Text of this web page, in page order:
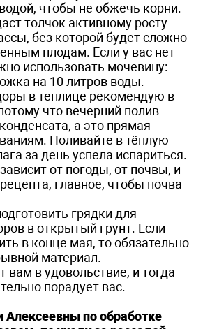
чтобы не обжечь корни.
толчок активному росту
без которой будет сложно
плодам. Если у вас нет
использовать мочевину:
на 10 литров воды.
в теп­лице рекомендую в
что вечерний полив
а это прямая
Поливайте в тёплую
за день успела испариться.
от погоды, от почвы, и
главное, чтобы почва
грядки для
в открытый грунт. Если
в конце мая, то обязательно
материал.
вам в удовольствие, и тогда
порадует вас.
по обработке